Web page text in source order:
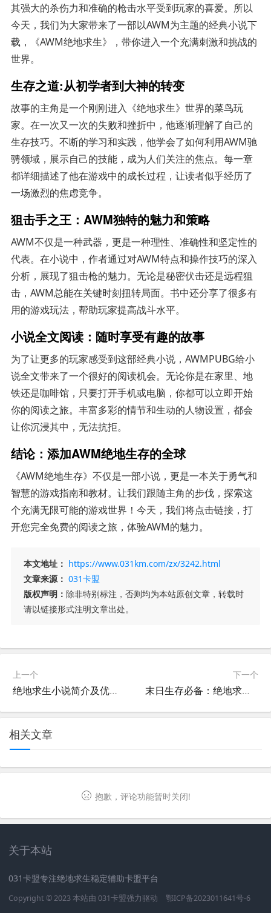
其强大的杀伤力和准确的枪击水平受到玩家的喜爱。所以
今天，我们为大家带来了一部以AWM为主题的经典小说下
载，《AWM绝地求生》，带你进入一个充满刺激和挑战的
世界。
生存之道:从初学者到大神的转变
故事的主角是一个刚刚进入《绝地求生》世界的菜鸟玩
家。在一次又一次的失败和挫折中，他逐渐理解了自己的
生存技巧。不断的学习和实践，他学会了如何利用AWM驰
骋领域，展示自己的技能，成为人们关注的焦点。每一章
都详细描述了他在游戏中的成长过程，让读者似乎经历了
一场激烈的焦虑竞争。
狙击手之王：AWM独特的魅力和策略
AWM不仅是一种武器，更是一种理性、准确性和坚定性的
代表。在小说中，作者通过对AWM特点和操作技巧的深入
分析，展现了狙击枪的魅力。无论是秘密伏击还是远程狙
击，AWM总能在关键时刻扭转局面。书中还分享了很多有
用的游戏玩法，帮助玩家提高战斗水平。
小说全文阅读：随时享受有趣的故事
为了让更多的玩家感受到这部经典小说，AWMPUBG给小
说全文带来了一个很好的阅读机会。无论你是在家里、地
铁还是咖啡馆，只要打开手机或电脑，你都可以立即开始
你的阅读之旅。丰富多彩的情节和生动的人物设置，都会
让你沉浸其中，无法抗拒。
结论：添加AWM绝地生存的全球
《AWM绝地生存》不仅是一部小说，更是一本关于勇气和
智慧的游戏指南和教材。让我们跟随主角的步伐，探索这
个充满无限可能的游戏世界！今天，我们将点击链接，打
开您完全免费的阅读之旅，体验AWM的魅力。
本文地址： https://www.031km.com/zx/3242.html
文章来源： 031卡盟
版权声明： 除非特别标注，否则均为本站原创文章，转载时
请以链接形式注明文章出处。
上一个
绝地求生小说简介及优缺点全面分析-深度解读绝地求生小说的亮点与不足
下一个
末日生存必备：绝地求生系统女主攻略-探索末日世界中的绝地求生系统女主
相关文章
抱歉，评论功能暂时关闭!
关于本站
031卡盟专注绝地求生稳定辅助卡盟平台
Copyright © 2023 本站由 031卡盟强力驱动 鄂ICP备2023011641号-6